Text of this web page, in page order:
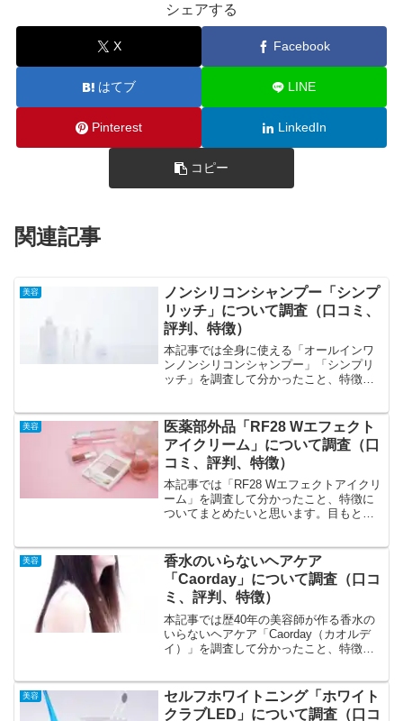
シェアする
X Facebook
はてブ LINE
Pinterest LinkedIn
コピー
関連記事
美容
ノンシリコンシャンプー「シンプ
リッチ」について調査（口コミ、
評判、特徴）
本記事では全身に使える「オールインワ
ンノンシリコンシャンプー」「シンプリ
ッチ」を調査して分かったこと、特徴に
の洗浄成分、豊富な泡立ち、安心の無添
加、お得な定期コース、高...
美容
医薬部外品「RF28 Wエフェクト
アイクリーム」について調査（口
コミ、評判、特徴）
本記事では「RF28 Wエフェクトアイクリ
ーム」を調査して分かったこと、特徴に
ついてまとめたいと思います。目もとに
でこ、ほうれい線、眉間に細かいシワが
できやすいという方...
美容
香水のいらないヘアケア
「Caorday」について調査（口コ
ミ、評判、特徴）
本記事では歴40年の美容師が作る香水の
いらないヘアケア「Caorday（カオルデ
イ）」を調査して分かったこと、特徴に
持続を実現、トライアルセット、環境へ
の配慮、高い評価...
美容
セルフホワイトニング「ホワイト
クラブLED」について調査（口コ